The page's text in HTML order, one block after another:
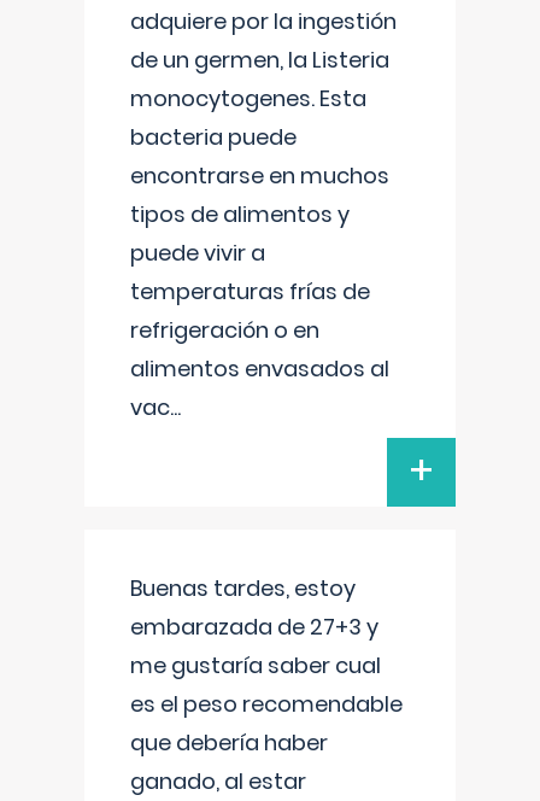
adquiere por la ingestión
de un germen, la Listeria
monocytogenes. Esta
bacteria puede
encontrarse en muchos
tipos de alimentos y
puede vivir a
temperaturas frías de
refrigeración o en
alimentos envasados al
vac...
+
Buenas tardes, estoy
embarazada de 27+3 y
me gustaría saber cual
es el peso recomendable
que debería haber
ganado, al estar